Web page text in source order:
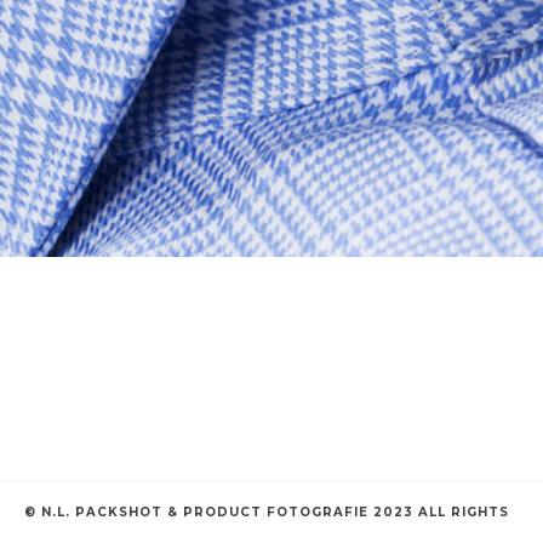
© N.L. PACKSHOT & PRODUCT FOTOGRAFIE 2023 ALL RIGHTS